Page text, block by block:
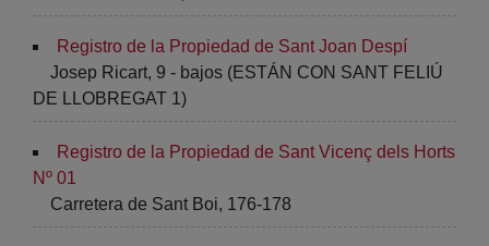
Registro de la Propiedad de Sant Joan Despí
Josep Ricart, 9 - bajos (ESTÁN CON SANT FELIÚ
DE LLOBREGAT 1)
Registro de la Propiedad de Sant Vicenç dels Horts
Nº 01
Carretera de Sant Boi, 176-178